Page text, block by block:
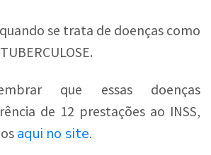
se trata de doenças como
que essas doenças
de 12 prestações ao INSS,
aqui no site.